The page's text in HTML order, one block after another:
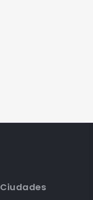
Ciudades